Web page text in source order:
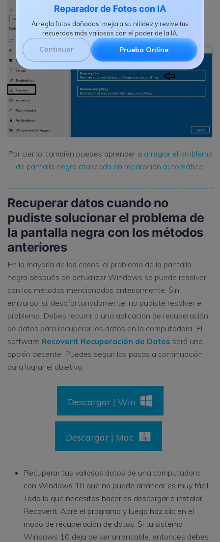
Reparador de Fotos con IA
Arregla fotos dañadas, mejora su nitidez y revive tus
recuerdos más valiosos con el poder de la IA.
Continuar Prueba Online
Por cierto, también puedes aprender a arreglar el problema
de pantalla negra atascada en reparación automática
Recuperar datos cuando no
pudiste solucionar el problema de
la pantalla negra con los métodos
anteriores
En la mayoría de los casos, el problema de la pantalla
negra después de actualizar Windows se puede resolver
con los métodos mencionados anteriormente. Sin
embargo, si, desafortunadamente, no pudiste resolver el
problema. Debes recurrir a una aplicación de recuperación
de datos para recuperar los datos en la computadora. El
software Recoverit Recuperación de Datos será una
opción decente. Puedes seguir los pasos a continuación
para lograr el objetivo.
Descargar | Win
Descargar | Mac
Recuperar tus valiosos datos de una computadora
con Windows 10 que no puede arrancar es muy fácil.
Todo lo que necesitas hacer es descargar e instalar
Recoverit. Abre el programa y luego haz clic en el
modo de recuperación de datos. Si tu sistema
Windows 10 deja de ser arrancable, entonces debes